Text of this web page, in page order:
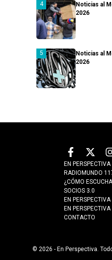
Noticias al
2026
Noticias al
2026
EN PERSPECTIVA
RADIOMUNDO
¿CÓMO
SOCIOS 3.0
EN
EN
CONTACTO
© 2026 - En Perspectiva.